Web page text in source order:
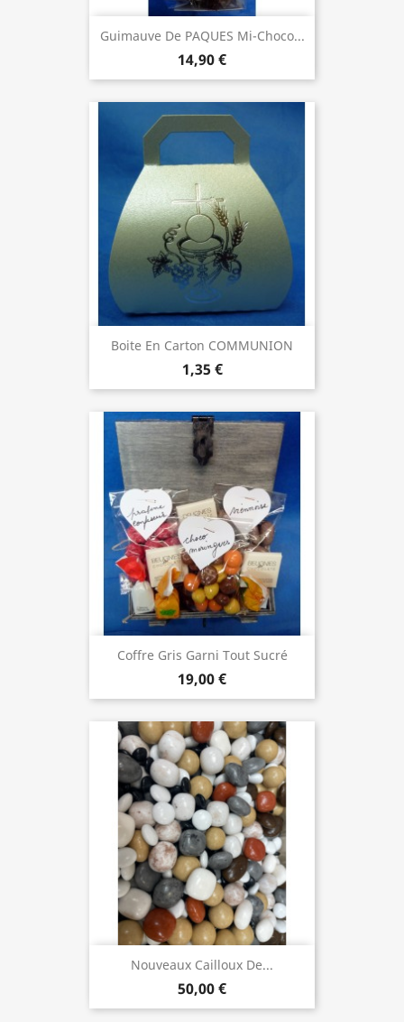
Guimauve De PAQUES Mi-Choco...
14,90 €
Boite En Carton COMMUNION
1,35 €
Coffre Gris Garni Tout Sucré
19,00 €
Nouveaux Cailloux De...
50,00 €